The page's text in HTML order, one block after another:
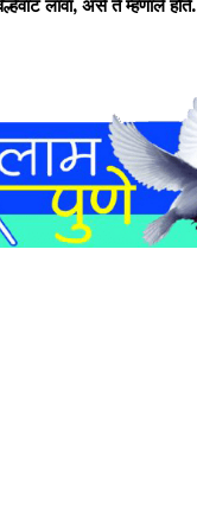
लावा, असे ते म्हणाले होते.